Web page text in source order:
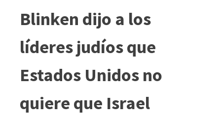
Blinken dijo a los
líderes judíos que
Estados Unidos no
quiere que Israel